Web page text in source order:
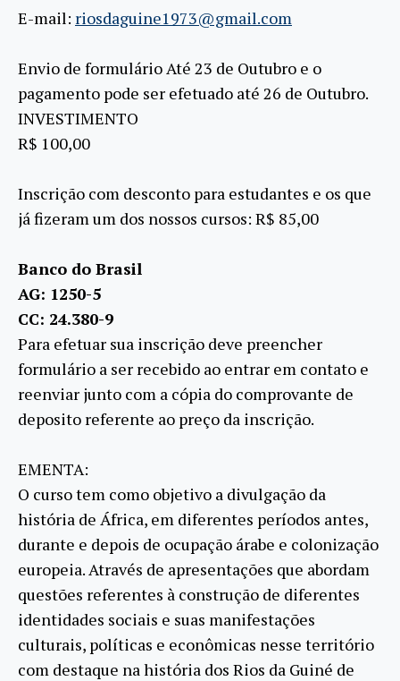
E-mail: riosdaguine1973@gmail.com
Envio de formulário Até 23 de Outubro e o
pagamento pode ser efetuado até 26 de Outubro.
INVESTIMENTO
R$ 100,00
Inscrição com desconto para estudantes e os que
já fizeram um dos nossos cursos: R$ 85,00
Banco do Brasil
AG: 1250-5
CC: 24.380-9
Para efetuar sua inscrição deve preencher
formulário a ser recebido ao entrar em contato e
reenviar junto com a cópia do comprovante de
deposito referente ao preço da inscrição.
EMENTA:
O curso tem como objetivo a divulgação da
história de África, em diferentes períodos antes,
durante e depois de ocupação árabe e colonização
europeia. Através de apresentações que abordam
questões referentes à construção de diferentes
identidades sociais e suas manifestações
culturais, políticas e econômicas nesse território
com destaque na história dos Rios da Guiné de